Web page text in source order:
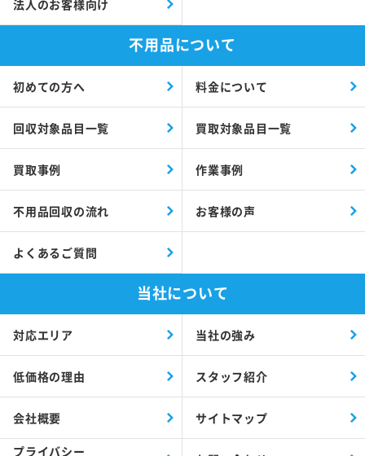
法人のお客様向け
不用品について
初めての方へ 料金について
回収対象品目一覧 買取対象品目一覧
買取事例 作業事例
不用品回収の流れ お客様の声
よくあるご質問
当社について
対応エリア 当社の強み
低価格の理由 スタッフ紹介
会社概要 サイトマップ
プライバシー